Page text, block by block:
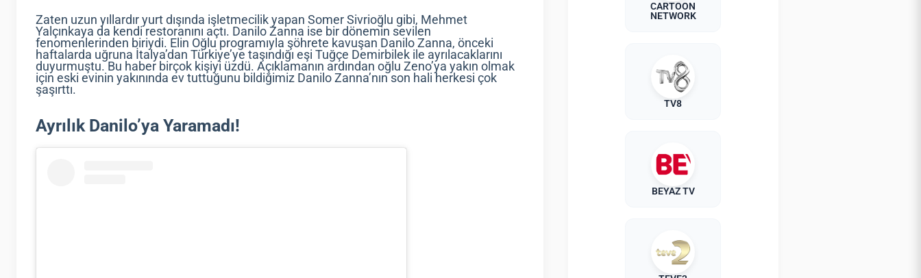
Zaten uzun yıllardır yurt dışında işletmecilik yapan Somer Sivrioğlu gibi, Mehmet
Yalçınkaya da kendi restoranını açtı. Danilo Zanna ise bir dönemin sevilen
fenomenlerinden biriydi. Elin Oğlu programıyla şöhrete kavuşan Danilo Zanna, önceki
haftalarda uğruna İtalya’dan Türkiye’ye taşındığı eşi Tuğçe Demirbilek ile ayrılacaklarını
duyurmuştu. Bu haber birçok kişiyi üzdü. Açıklamanın ardından oğlu Zeno’ya yakın olmak
için eski evinin yakınında ev tuttuğunu bildiğimiz Danilo Zanna’nın son hali herkesi çok
şaşırttı.
Ayrılık Danilo’ya Yaramadı!
CARTOON
NETWORK
TV8
BEYAZ TV